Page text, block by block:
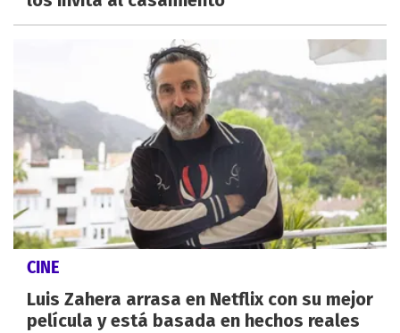
CINE
Luis Zahera arrasa en Netflix con su mejor
película y está basada en hechos reales